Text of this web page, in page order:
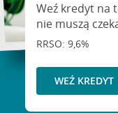
Weź kredyt na
nie muszą
RRSO: 9,6%
WEŹ KREDYT